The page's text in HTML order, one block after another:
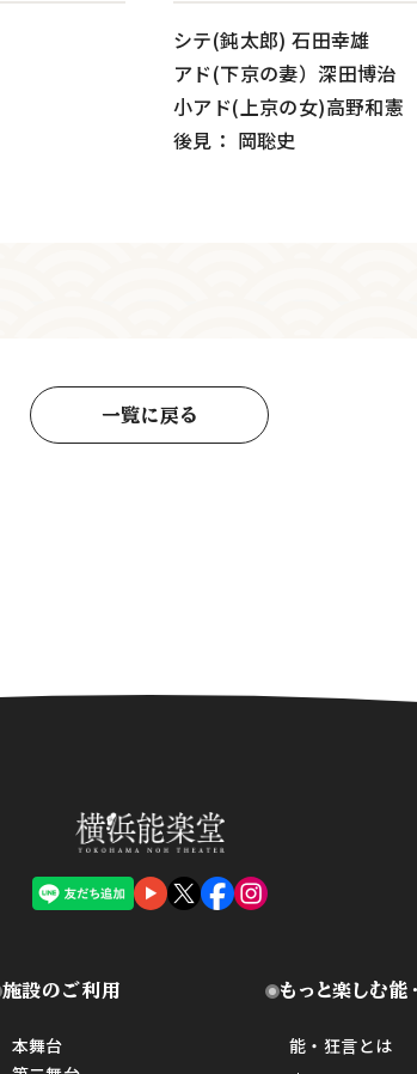
シテ(鈍太郎) 石田幸雄
アド(下京の妻）深田博治
小アド(上京の女)高野和憲
後見： 岡聡史
一覧に戻る
施設のご利用
本舞台
もっと楽しむ能
能・狂言とは